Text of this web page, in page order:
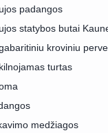
padangos
statybos butai
kroviniu
turtas
medžiagos